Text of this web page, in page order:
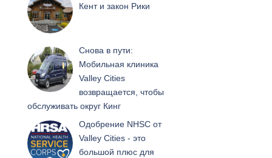
Кент и закон Рики
Снова в пути:
Мобильная клиника
Valley Cities
возвращается, чтобы
обслуживать округ Кинг
Одобрение NHSC от
Valley Cities - это
большой плюс для